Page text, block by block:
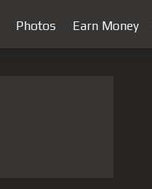
Photos Earn Money